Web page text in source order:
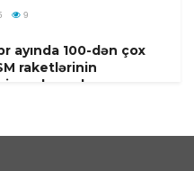
9
ayında 100-dən çox
raketlərinin